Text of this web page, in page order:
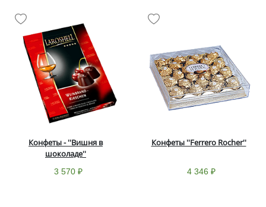
Конфеты - ''Вишня в
шоколаде''
3 570 ₽
Конфеты ''Ferrero Rocher''
4 346 ₽